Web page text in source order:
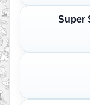
Super